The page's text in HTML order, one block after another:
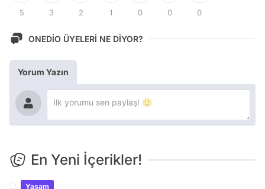
5 3 2 1 0 0 0
ONEDİO ÜYELERİ NE DİYOR?
Yorum Yazın
En Yeni İçerikler!
Yaşam